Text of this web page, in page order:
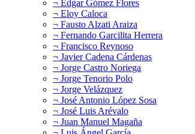
¬ Edgar Gómez Flores
¬ Eloy Caloca
¬ Fausto Alzati Araiza
¬ Fernando Garcilita Herrera
¬ Francisco Reynoso
¬ Javier Cadena Cárdenas
¬ Jorge Castro Noriega
¬ Jorge Tenorio Polo
¬ Jorge Velázquez
¬ José Antonio López Sosa
¬ José Luis Arévalo
¬ Juan Manuel Magaña